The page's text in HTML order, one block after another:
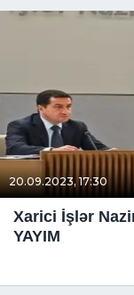
20.09.2023, 17:30
Xarici İşlər
YAYIM